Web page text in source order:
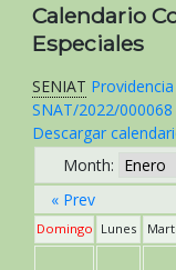
Calendario
Especiales
SENIAT
SNAT/2022/000068
Descargar
Month:
« Prev
Domingo Lunes